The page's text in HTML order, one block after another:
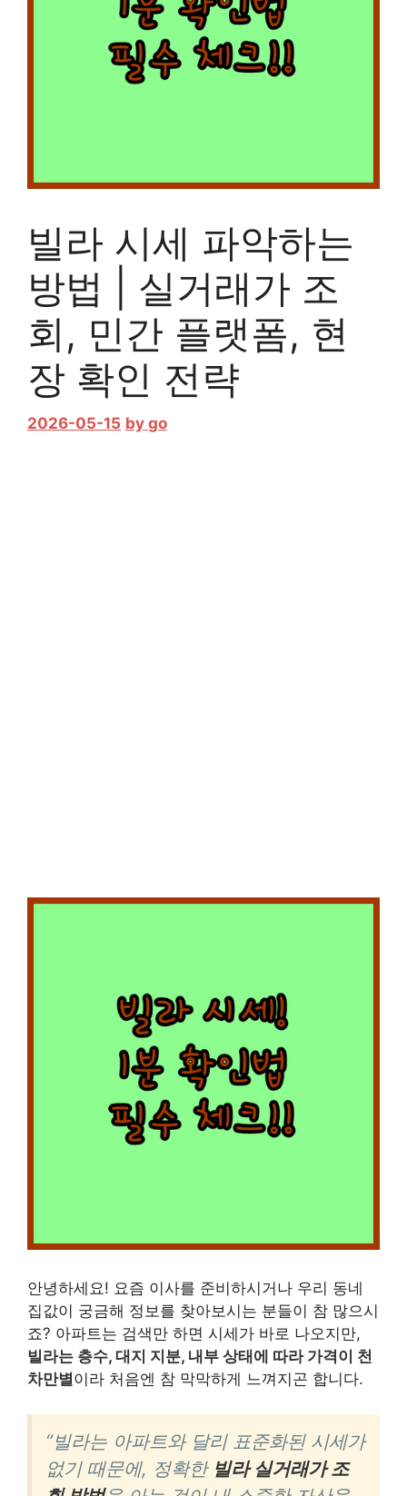
빌라 시세 파악하는
방법 | 실거래가 조
회, 민간 플랫폼, 현
장 확인 전략
2026-05-15 by go
안녕하세요! 요즘 이사를 준비하시거나 우리 동네
집값이 궁금해 정보를 찾아보시는 분들이 참 많으시
죠? 아파트는 검색만 하면 시세가 바로 나오지만,
빌라는 층수, 대지 지분, 내부 상태에 따라 가격이 천
차만별이라 처음엔 참 막막하게 느껴지곤 합니다.
“빌라는 아파트와 달리 표준화된 시세가
없기 때문에, 정확한 빌라 실거래가 조